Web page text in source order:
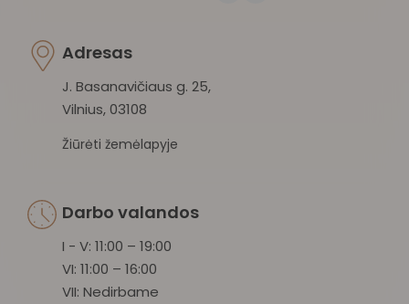
Adresas
J. Basanavičiaus g. 25,
Vilnius, 03108
Žiūrėti žemėlapyje
Darbo valandos
I - V: 11:00 – 19:00
VI: 11:00 – 16:00
VII: Nedirbame